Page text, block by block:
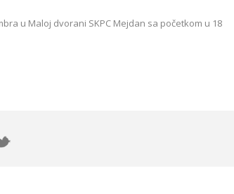
u Maloj dvorani SKPC Mejdan sa početkom u 18